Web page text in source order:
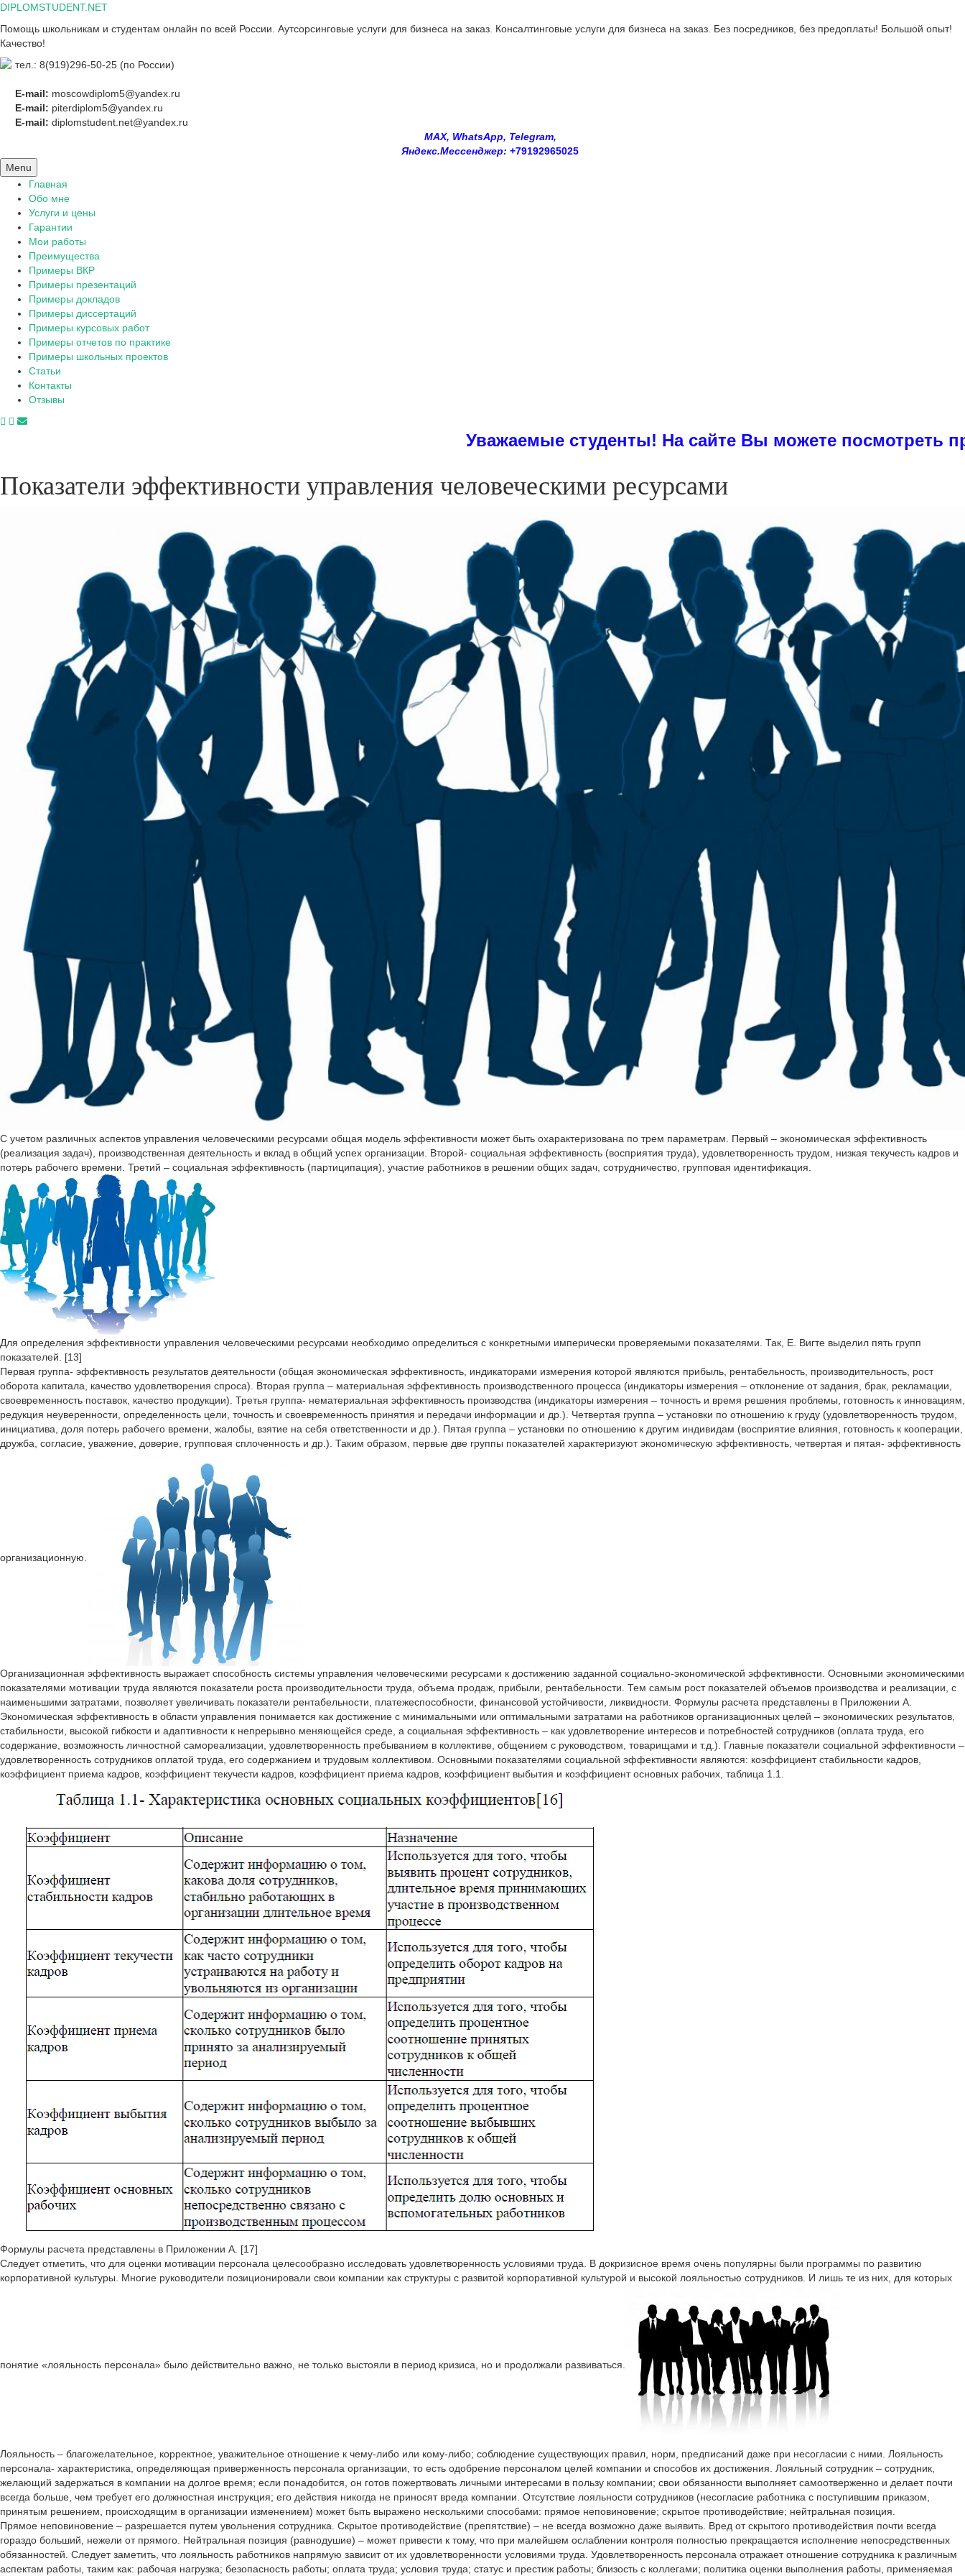
Skip
content
DIPLOMSTUDENT.NET
Помощь школьникам и студентам онлайн по всей России. Аутсорсинговые услуги для бизнеса на заказ. Консалтинговые услуги для бизнеса на заказ. Без посредников, без предоплаты! Большой опыт!
Качество!
тел.: 8(919)296-50-25 (по России)
E-mail: moscowdiplom5@yandex.ru
E-mail: piterdiplom5@yandex.ru
E-mail: diplomstudent.net@yandex.ru
MAX, WhatsApp, Telegram,
Яндекс.Мессенджер: +79192965025
Menu
Главная
Обо мне
Услуги и цены
Гарантии
Мои работы
Преимущества
Примеры ВКР
Примеры презентаций
Примеры докладов
Примеры диссертаций
Примеры курсовых работ
Примеры отчетов по практике
Примеры школьных проектов
Статьи
Контакты
Отзывы
Уважаемые студенты! На сайте Вы можете посмотреть примеры
Показатели эффективности управления человеческими ресурсами
С учетом различных аспектов управления человеческими ресурсами общая модель эффективности может быть охарактеризована по трем параметрам. Первый – экономическая эффективность
(реализация задач), производственная деятельность и вклад в общий успех организации. Второй- социальная эффективность (восприятия труда), удовлетворенность трудом, низкая текучесть кадров и
потерь рабочего времени. Третий – социальная эффективность (партиципация), участие работников в решении общих задач, сотрудничество, групповая идентификация.
Для определения эффективности управления человеческими ресурсами необходимо определиться с конкретными имперически проверяемыми показателями. Так, Е. Вигте выделил пять групп
показателей. [13]
Первая группа- эффективность результатов деятельности (общая экономическая эффективность, индикаторами измерения которой являются прибыль, рентабельность, производительность, рост
оборота капитала, качество удовлетворения спроса). Вторая группа – материальная эффективность производственного процесса (индикаторы измерения – отклонение от задания, брак, рекламации,
своевременность поставок, качество продукции). Третья группа- нематериальная эффективность производства (индикаторы измерения – точность и время решения проблемы, готовность к инновациям,
редукция неуверенности, определенность цели, точность и своевременность принятия и передачи информации и др.). Четвертая группа – установки по отношению к груду (удовлетворенность трудом,
инициатива, доля потерь рабочего времени, жалобы, взятие на себя ответственности и др.). Пятая группа – установки по отношению к другим индивидам (восприятие влияния, готовность к кооперации,
дружба, согласие, уважение, доверие, групповая сплоченность и др.). Таким образом, первые две группы показателей характеризуют экономическую эффективность, четвертая и пятая- эффективность
организационную.
Организационная эффективность выражает способность системы управления человеческими ресурсами к достижению заданной социально-экономической эффективности. Основными экономическими
показателями мотивации труда являются показатели роста производительности труда, объема продаж, прибыли, рентабельности. Тем самым рост показателей объемов производства и реализации, с
наименьшими затратами, позволяет увеличивать показатели рентабельности, платежеспособности, финансовой устойчивости, ликвидности. Формулы расчета представлены в Приложении А.
Экономическая эффективность в области управления понимается как достижение с минимальными или оптимальными затратами на работников организационных целей – экономических результатов,
стабильности, высокой гибкости и адаптивности к непрерывно меняющейся среде, а социальная эффективность – как удовлетворение интересов и потребностей сотрудников (оплата труда, его
содержание, возможность личностной самореализации, удовлетворенность пребыванием в коллективе, общением с руководством, товарищами и т.д.). Главные показатели социальной эффективности –
удовлетворенность сотрудников оплатой труда, его содержанием и трудовым коллективом. Основными показателями социальной эффективности являются: коэффициент стабильности кадров,
коэффициент приема кадров, коэффициент текучести кадров, коэффициент приема кадров, коэффициент выбытия и коэффициент основных рабочих, таблица 1.1.
Формулы расчета представлены в Приложении А. [17]
Следует отметить, что для оценки мотивации персонала целесообразно исследовать удовлетворенность условиями труда. В докризисное время очень популярны были программы по развитию
корпоративной культуры. Многие руководители позиционировали свои компании как структуры с развитой корпоративной культурой и высокой лояльностью сотрудников. И лишь те из них, для которых
понятие «лояльность персонала» было действительно важно, не только выстояли в период кризиса, но и продолжали развиваться.
Лояльность – благожелательное, корректное, уважительное отношение к чему-либо или кому-либо; соблюдение существующих правил, норм, предписаний даже при несогласии с ними. Лояльность
персонала- характеристика, определяющая приверженность персонала организации, то есть одобрение персоналом целей компании и способов их достижения. Лояльный сотрудник – сотрудник,
желающий задержаться в компании на долгое время; если понадобится, он готов пожертвовать личными интересами в пользу компании; свои обязанности выполняет самоотверженно и делает почти
всегда больше, чем требует его должностная инструкция; его действия никогда не приносят вреда компании. Отсутствие лояльности сотрудников (несогласие работника с поступившим приказом,
принятым решением, происходящим в организации изменением) может быть выражено несколькими способами: прямое неповиновение; скрытое противодействие; нейтральная позиция.
Прямое неповиновение – разрешается путем увольнения сотрудника. Скрытое противодействие (препятствие) – не всегда возможно даже выявить. Вред от скрытого противодействия почти всегда
гораздо больший, нежели от прямого. Нейтральная позиция (равнодушие) – может привести к тому, что при малейшем ослаблении контроля полностью прекращается исполнение непосредственных
обязанностей. Следует заметить, что лояльность работников напрямую зависит от их удовлетворенности условиями труда. Удовлетворенность персонала отражает отношение сотрудника к различным
аспектам работы, таким как: рабочая нагрузка; безопасность работы; оплата труда; условия труда; статус и престиж работы; близость с коллегами; политика оценки выполнения работы, применяемая